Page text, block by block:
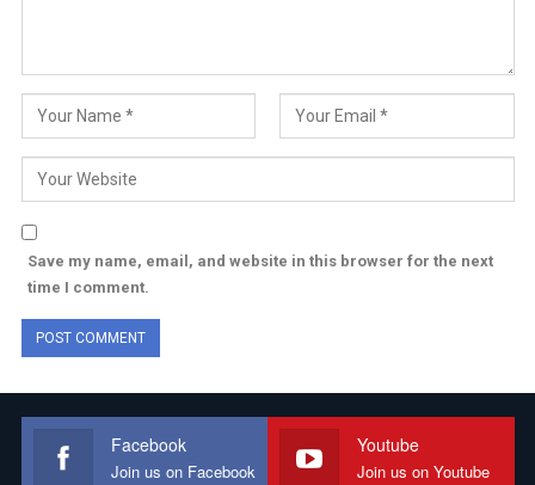
Save my name, email, and website in this browser for the next
time I comment.
Facebook
Join us on Facebook
Youtube
Join us on Youtube